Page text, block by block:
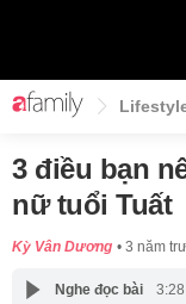
3 điều bạn
nữ tuổi Tuất
Kỳ Vân Dương 3 năm
Nghe đọc bài 3:28